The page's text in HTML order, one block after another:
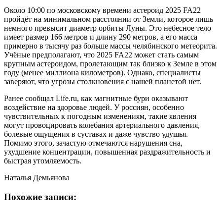
Около 10:00 по московскому времени астероид 2025 FA22
пройдёт на минимальном расстоянии от Земли, которое лишь
немного превысит диаметр орбиты Луны. Это небесное тело
имеет размер 166 метров и длину 290 метров, а его масса
примерно в тысячу раз больше массы челябинского метеорита.
Учёные предполагают, что 2025 FA22 может стать самым
крупным астероидом, пролетающим так близко к Земле в этом
году (менее миллиона километров). Однако, специалисты
заверяют, что угрозы столкновения с нашей планетой нет.
Ранее сообщал Life.ru, как магнитные бури оказывают
воздействие на здоровье людей. У россиян, особенно
чувствительных к погодным изменениям, такие явления
могут провоцировать колебания артериального давления,
болевые ощущения в суставах и даже чувство удушья.
Помимо этого, зачастую отмечаются нарушения сна,
ухудшение концентрации, повышенная раздражительность и
быстрая утомляемость.
Наталья Демьянова
Похожие записи: